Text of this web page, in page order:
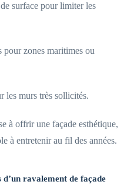
surface pour limiter les
pour zones maritimes ou
les murs très sollicités.
à offrir une façade esthétique,
à entretenir au fil des années.
ravalement de façade